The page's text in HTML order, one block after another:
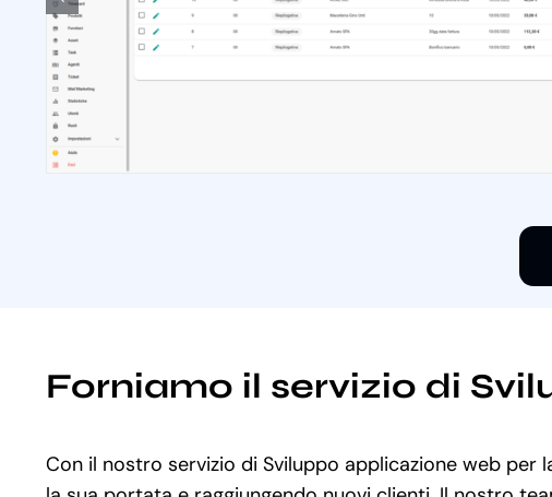
Forniamo il servizio di
Con il nostro servizio di Sviluppo applicazione web per